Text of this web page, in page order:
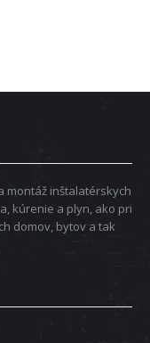
montáž inštalatérskych
kúrenie a plyn, ako pri
domov, bytov a tak